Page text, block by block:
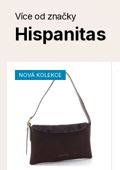
Více od značky
Hispanitas
NOVÁ KOLEKCE